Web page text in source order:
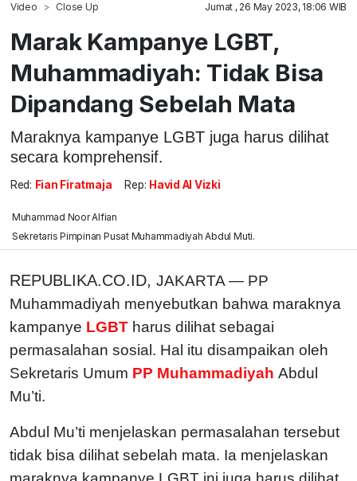
Video Close Up Jumat , 26 May 2023, 18:06 WIB
Marak Kampanye LGBT,
Muhammadiyah: Tidak Bisa
Dipandang Sebelah Mata
Maraknya kampanye LGBT juga harus dilihat
secara komprehensif.
Red: Fian Firatmaja Rep: Havid Al Vizki
Muhammad Noor Alfian
Sekretaris Pimpinan Pusat Muhammadiyah Abdul Muti.
REPUBLIKA.CO.ID, JAKARTA — PP
Muhammadiyah menyebutkan bahwa maraknya
kampanye LGBT harus dilihat sebagai
permasalahan sosial. Hal itu disampaikan oleh
Sekretaris Umum PP Muhammadiyah Abdul
Mu’ti.
Abdul Mu’ti menjelaskan permasalahan tersebut
tidak bisa dilihat sebelah mata. Ia menjelaskan